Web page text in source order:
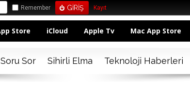
Remember Kayıt
Store iCloud Apple Tv Mac App Store
Sor Sihirli Elma Teknoloji Haberleri